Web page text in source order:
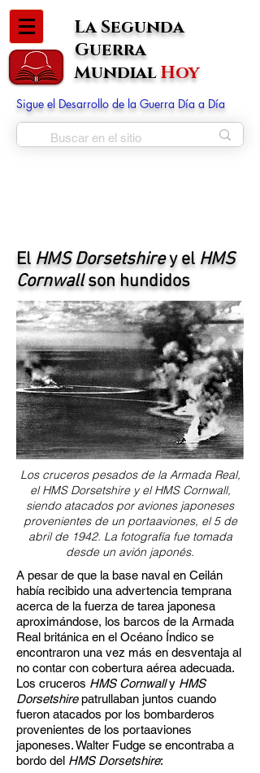
La Segunda
Guerra
MundialHoy
Sigue el Desarrollo de la Guerra Día a Día
El HMS Dorsetshirey el HMS
Cornwallson hundidos
Los cruceros pesados de la Armada Real,
el HMS Dorsetshire y el HMS Cornwall,
siendo atacados por aviones japoneses
provenientes de un portaaviones, el 5 de
abril de 1942. La fotografía fue tomada
desde un avión japonés.
A pesar de que la base naval en Ceilán
había recibido una advertencia temprana
acerca de la fuerza de tarea japonesa
aproximándose, los barcos de la Armada
Real británica en el Océano Índico se
encontraron una vez más en desventaja al
no contar con cobertura aérea adecuada.
Los cruceros HMS Cornwally HMS
Dorsetshirepatrullaban juntos cuando
fueron atacados por los bombarderos
provenientes de los portaaviones
japoneses. Walter Fudge se encontraba a
bordo del HMS Dorsetshire: